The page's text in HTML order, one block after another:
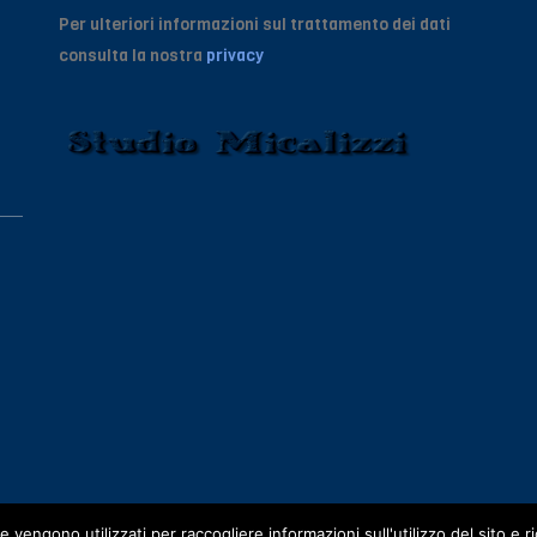
Per ulteriori informazioni sul trattamento dei dati
consulta la nostra privacy